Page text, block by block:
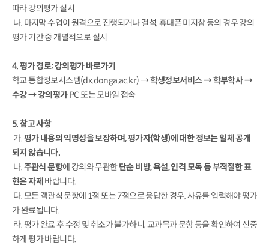
따라 강의평가 실시
나. 마지막 수업이 원격으로 진행되거나 결석, 휴대폰 미지참 등의 경우 강의
평가 기간 중 개별적으로 실시
4. 평가 경로:강의평가 바로가기
학교 통합정보시스템(dx.donga.ac.kr) →학생정보서비스 → 학부학사 →
수강 → 강의평가PC 또는 모바일 접속
5. 참고 사항
가.평가 내용의 익명성을 보장하며, 평가자(학생)에 대한 정보는 일체 공개
되지 않습니다.
나.주관식 문항에 강의와 무관한단순 비방, 욕설, 인격 모독 등 부적절한 표
현은 자제 바랍니다.
다. 모든 객관식 문항에 1점 또는 7점으로 응답한 경우, 사유를 입력해야 평가
가 완료됩니다.
라. 평가 완료 후 수정 및 취소가 불가하니, 교과목과 문항 등을 확인하여 신중
하게 평가 바랍니다.